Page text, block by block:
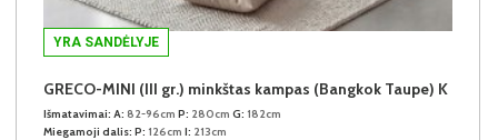
YRA SANDĖLYJE
GRECO-MINI (III gr.) minkštas kampas (Bangkok Taupe) K
Išmatavimai: A: 82-96cm P: 280cm G: 182cm
Miegamoji dalis: P: 126cm I: 213cm